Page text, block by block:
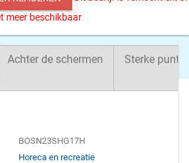
meer beschikbaar
Achter de schermen Sterke
BOSN23SHG17H
Horeca en recreatie